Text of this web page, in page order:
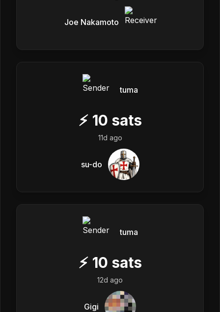
Joe Nakamoto
tuma
⚡ 10 sats
11d ago
su-do
tuma
⚡ 10 sats
12d ago
Gigi